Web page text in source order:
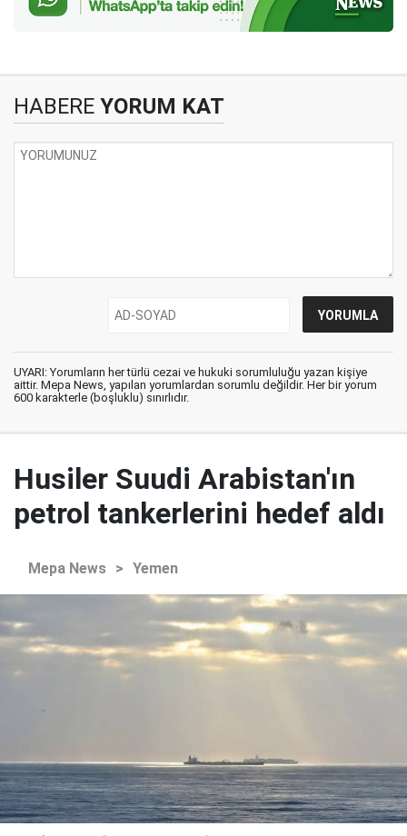
HABERE YORUM KAT
UYARI: Yorumların her türlü cezai ve hukuki sorumluluğu yazan kişiye
aittir. Mepa News, yapılan yorumlardan sorumlu değildir. Her bir yorum
600 karakterle (boşluklu) sınırlıdır.
Husiler Suudi Arabistan'ın
petrol tankerlerini hedef aldı
Mepa News > Yemen